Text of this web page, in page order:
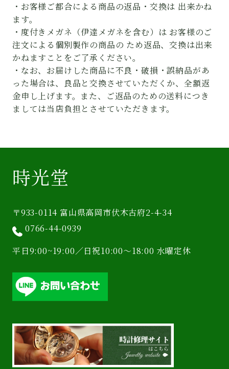
・お客様ご都合による商品の返品・交換は 出来かね
ます。
・度付きメガネ（伊達メガネを含む）は お客様のご
注文による個別製作の商品の ため返品、交換は出来
かねますことをご了承ください。
・なお、お届けした商品に不良・破損・誤納品があ
った場合は、良品と交換させていただくか、全額返
金申し上げます。また、ご返品のための送料につき
ましては当店負担とさせていただきます。
時光堂
〒933-0114 富山県高岡市伏木古府2-4-34
0766-44-0939
平日9:00~19:00／日祝10:00〜18:00 水曜定休